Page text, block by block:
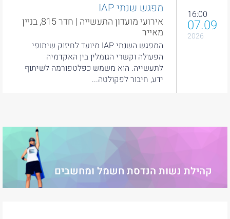
קהילת נשות הנדסת חשמל ומחשבים
16:00
07.09
2026
מפגש שנתי IAP
אירועי מועדון התעשייה | חדר 815, בניין
מאייר
המפגש השנתי IAP מיועד לחיזוק שיתופי
הפעולה וקשרי הגומלין בין האקדמיה
לתעשייה. הוא משמש כפלטפורמה לשיתוף
ידע, חיבור לפקולטה...